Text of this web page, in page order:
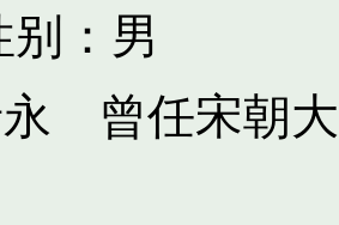
别：男
曾任宋朝